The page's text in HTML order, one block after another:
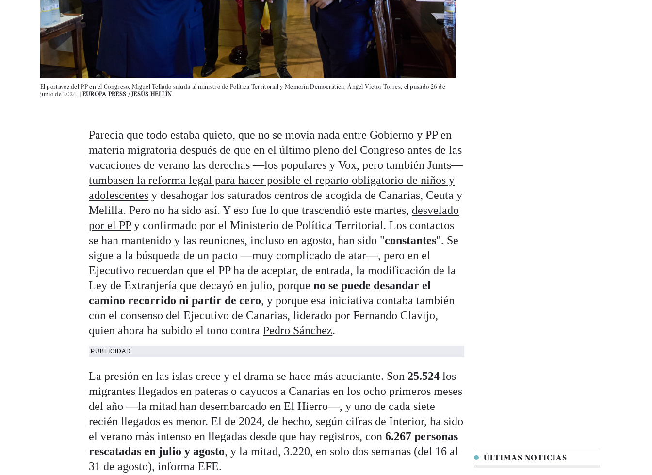
El portavoz del PP en el Congreso, Miguel Tellado saluda al ministro de Política Territorial y Memoria Democrática, Ángel Víctor Torres, el pasado 26 de
junio de 2024. | EUROPA PRESS / JESÚS HELLÍN
Parecía que todo estaba quieto, que no se movía nada entre Gobierno y PP en
materia migratoria después de que en el último pleno del Congreso antes de las
vacaciones de verano las derechas —los populares y Vox, pero también Junts—
tumbasen la reforma legal para hacer posible el reparto obligatorio de niños y
adolescentes y desahogar los saturados centros de acogida de Canarias, Ceuta y
Melilla. Pero no ha sido así. Y eso fue lo que trascendió este martes,desvelado
por el PPy confirmado por el Ministerio de Política Territorial. Los contactos
se han mantenido y las reuniones, incluso en agosto, han sido "constantes". Se
sigue a la búsqueda de un pacto —muy complicado de atar—, pero en el
Ejecutivo recuerdan que el PP ha de aceptar, de entrada, la modificación de la
Ley de Extranjería que decayó en julio, porqueno se puede desandar el
camino recorrido ni partir de cero, y porque esa iniciativa contaba también
con el consenso del Ejecutivo de Canarias, liderado por Fernando Clavijo,
quien ahora ha subido el tono contraPedro Sánchez.
PUBLICIDAD
La presión en las islas crece y el drama se hace más acuciante. Son 25.524 los
migrantes llegados en pateras o cayucos a Canarias en los ocho primeros meses
del año —la mitad han desembarcado en El Hierro—, y uno de cada siete
recién llegados es menor. El de 2024, de hecho, según cifras de Interior, ha sido
el verano más intenso en llegadas desde que hay registros, con6.267 personas
rescatadas en julio y agosto, y la mitad, 3.220, en solo dos semanas (del 16 al
31 de agosto), informa EFE.
ÚLTIMAS NOTICIAS